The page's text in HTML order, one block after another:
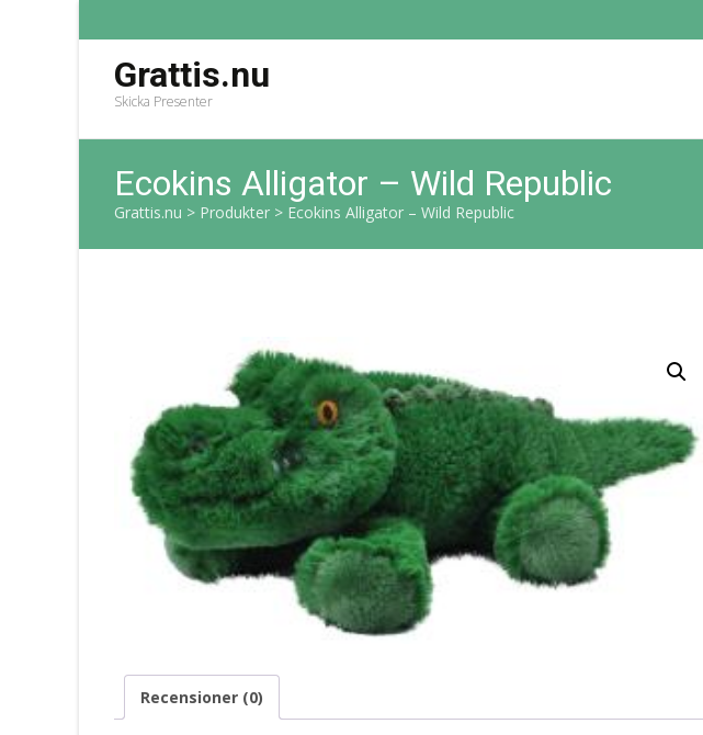
Grattis.nu
Skicka Presenter
Ecokins Alligator – Wild Republic
Grattis.nu > Produkter > Ecokins Alligator – Wild Republic
Recensioner (0)